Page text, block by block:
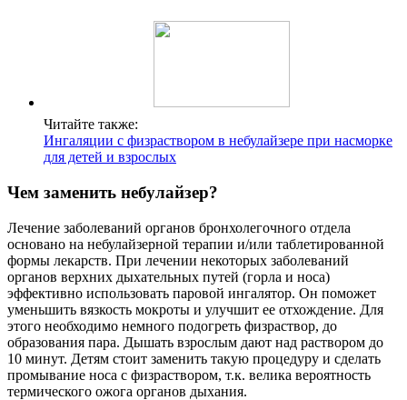
Читайте также:
Ингаляции с физраствором в небулайзере при насморке
для детей и взрослых
Чем заменить небулайзер?
Лечение заболеваний органов бронхолегочного отдела
основано на небулайзерной терапии и/или таблетированной
формы лекарств. При лечении некоторых заболеваний
органов верхних дыхательных путей (горла и носа)
эффективно использовать паровой ингалятор. Он поможет
уменьшить вязкость мокроты и улучшит ее отхождение. Для
этого необходимо немного подогреть физраствор, до
образования пара. Дышать взрослым дают над раствором до
10 минут. Детям стоит заменить такую процедуру и сделать
промывание носа с физраствором, т.к. велика вероятность
термического ожога органов дыхания.